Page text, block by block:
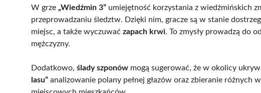
W grze „Wiedźmin 3” umiejętność korzystania z wiedźmińskich
przeprowadzaniu śledztw. Dzięki nim, gracze są w stanie
miejsc, a także wyczuwać zapach krwi. To zmysły prowadzą do
mężczyzny.
Dodatkowo, ślady szponów mogą sugerować, że w okolicy
lasu” analizowanie polany pełnej głazów oraz zbieranie różnych